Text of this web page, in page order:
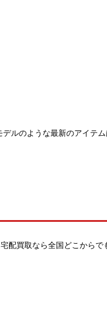
ルのような最新のアイテ
買取なら全国どこからで